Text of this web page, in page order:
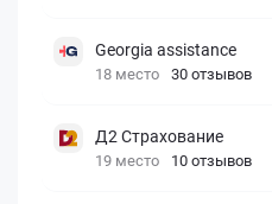
Georgia assistance
18 место 30 отзывов
Д2 Страхование
19 место 10 отзывов